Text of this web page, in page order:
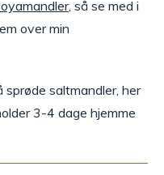
, så se med i
over min
sprøde saltmandler, her
3-4 dage hjemme